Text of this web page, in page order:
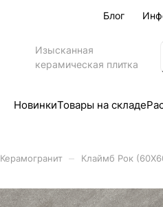
Блог
Изысканная
керамическая плитка
НовинкиТовары на складе
Керамогранит Клаймб Рок